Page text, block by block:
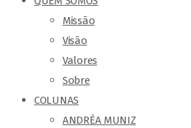
Missão
Visão
Valores
Sobre
COLUNAS
ANDRÉA MUNIZ